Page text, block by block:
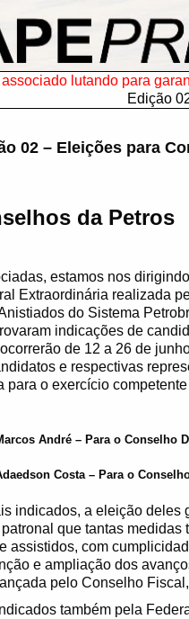
lutando para
Edição
02 – Eleições para
da Petros
estamos nos
Extraordinária realizada
do Sistema
indicações de
de 12 a 26 de
e respectivas
para o exercício
André – Para o Conselho
Costa – Para o
indicados, a eleição deles
que tantas
assistidos, com
e ampliação dos
pelo Conselho
também pela